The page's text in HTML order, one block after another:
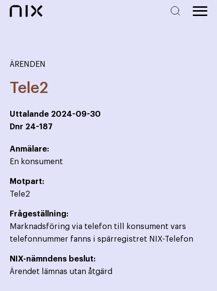
ÄRENDEN
Tele2
Uttalande 2024-09-30
Dnr 24-187
Anmälare:
En konsument
Motpart:
Tele2
Frågeställning:
Marknadsföring via telefon till konsument vars
telefonnummer fanns i spärregistret NIX-Telefon
NIX-nämndens beslut:
Ärendet lämnas utan åtgärd